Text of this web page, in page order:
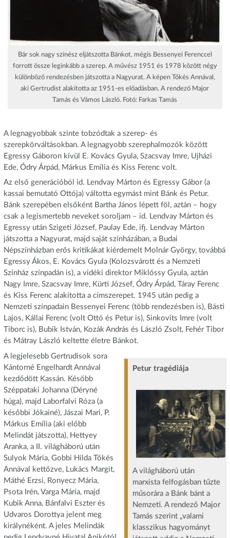
Bár sok nagy színész eljátszotta Bánkot, mégis Bessenyei Ferenccel
forrott össze leginkább a szerep. A művész 1951 és 1978 között négy
különböző rendezésben játszotta a Nagyurat. A képen Tőkés Annával,
aki Gertrudist alakította az 1951-es előadásban. A rendező Major
Tamás és Vámos László. Fotó: Farkas Tamás
A legnagyobbak szinte tobzódtak a szerep- és
szerepkörváltásokban. A legnagyobb szerephalmozók között
Egressy Gáboron kívül E. Kovács Gyula, Szacsvay Imre, Ujházi
Ede, Ódry Árpád, Márkus Emília és Kiss Ferenc volt.
Az első generációból id. Lendvay Márton és Egressy Gábor (a
kassai bemutató Ottója) váltotta egymást mint Bánk és Petur.
Bánk szerepében elsőként Bartha János lépett föl, aztán – hogy
csak a legismertebb neveket soroljam – id. Lendvay Márton és
Egressy után Szigeti József, Paulay Ede, ifj. Lendvay Márton
játszotta a Nagyurat, majd saját színházában, a Budai
Népszínházban erős kritikákat kiérdemelt Molnár György, továbbá
Egressy Ákos, E. Kovács Gyula (Kolozsvárott és a Nemzeti
Színház színpadán is), a vidéki direktor Miklóssy Gyula, aztán
Nagy Imre, Szacsvay Imre, Kürti József, Ódry Árpád, Táray Ferenc
és Kiss Ferenc alakította a címszerepet. 1945 után pedig a
Nemzeti színpadain Bessenyei Ferenc (több rendezésben is), Básti
Lajos, Kállai Ferenc (volt Ottó és Petur is), Sinkovits Imre (volt
Tiborc is), Bubik István, Kozák András és László Zsolt, Fehér Tibor
és Mátray László keltette életre Bánkot.
Petur tragédiája
A világháború után
marxista felfogásban tűzte
műsorára a Bánk bánt a
Nemzeti. A rendező Major
Tamás szerint „valami
klasszikus hagyományt
A legjelesebb Gertrudisok sora
Kántorné Engelhardt Annával
kezdődött Kassán. Később
Széppataki Johanna (Déryné
húga), majd Laborfalvi Róza (a
későbbi Jókainé), Jászai Mari, P.
Márkus Emília (aki előbb
Melindát játszotta), Hettyey
Aranka, a II. világháború után
Sulyok Mária, Gobbi Hilda Tőkés
Annával kettőzve, Lukács Margit,
Máthé Erzsi, Ronyecz Mária,
Psota Irén, Varga Mária, majd
Kubik Anna, Bánfalvi Eszter és
Udvaros Dorottya jelent meg
királynéként. A jeles Melindák